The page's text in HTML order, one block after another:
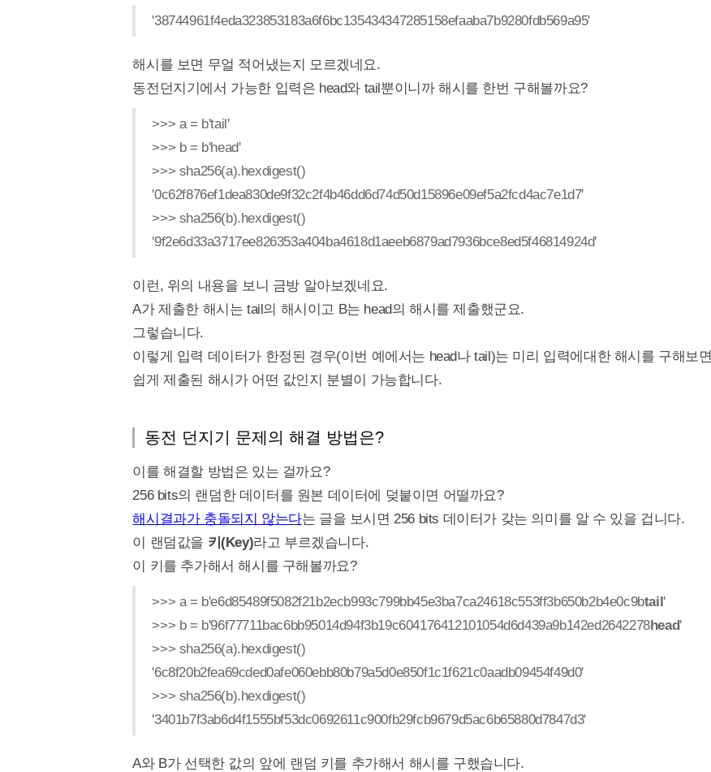
'38744961f4eda323853183a6f6bc135434347285158efaaba7b9280fdb569a95'
해시를 보면 무얼 적어냈는지 모르겠네요.
동전던지기에서 가능한 입력은 head와 tail뿐이니까 해시를 한번 구해볼까요?
>>> a = b'tail'
>>> b = b'head'
>>> sha256(a).hexdigest()
'0c62f876ef1dea830de9f32c2f4b46dd6d74d50d15896e09ef5a2fcd4ac7e1d7'
>>> sha256(b).hexdigest()
'9f2e6d33a3717ee826353a404ba4618d1aeeb6879ad7936bce8ed5f46814924d'
이런, 위의 내용을 보니 금방 알아보겠네요.
A가 제출한 해시는 tail의 해시이고 B는 head의 해시를 제출했군요.
그렇습니다.
이렇게 입력 데이터가 한정된 경우(이번 예에서는 head나 tail)는 미리 입력에대한 해시를 구해보면
쉽게 제출된 해시가 어떤 값인지 분별이 가능합니다.
동전 던지기 문제의 해결 방법은?
이를 해결할 방법은 있는 걸까요?
256 bits의 랜덤한 데이터를 원본 데이터에 덪붙이면 어떨까요?
해시결과가 충돌되지 않는다는 글을 보시면 256 bits 데이터가 갖는 의미를 알 수 있을 겁니다.
이 랜덤값을 키(Key)라고 부르겠습니다.
이 키를 추가해서 해시를 구해볼까요?
>>> a = b'e6d85489f5082f21b2ecb993c799bb45e3ba7ca24618c553ff3b650b2b4e0c9btail'
>>> b = b'96f77711bac6bb95014d94f3b19c604176412101054d6d439a9b142ed2642278head'
>>> sha256(a).hexdigest()
'6c8f20b2fea69cded0afe060ebb80b79a5d0e850f1c1f621c0aadb09454f49d0'
>>> sha256(b).hexdigest()
'3401b7f3ab6d4f1555bf53dc0692611c900fb29fcb9679d5ac6b65880d7847d3'
A와 B가 선택한 값의 앞에 랜덤 키를 추가해서 해시를 구했습니다.